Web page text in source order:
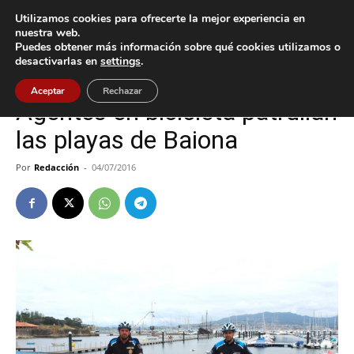
Inicio Baiona
Baiona
Agentes en bicicleta patrullan
las playas de Baiona
Por Redacción - 04/07/2016
Utilizamos cookies para ofrecerte la mejor experiencia en
nuestra web.
Puedes obtener más información sobre qué cookies utilizamos o
desactivarlas en settings.
Aceptar Rechazar